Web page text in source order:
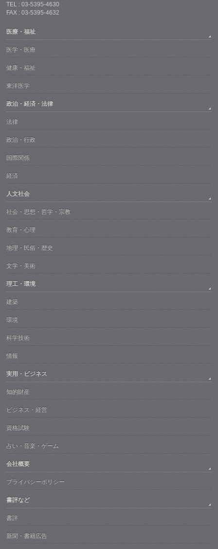
TEL : 03-5395-4630
FAX : 03-5395-4632
医療・福祉
医学・医療
健康・福祉
東洋医学
政治・経済・法律
法律
政治・行政
国際関係
経済
人文社会
社会・思想・哲学・宗教
教育・心理
地理・民俗・歴史
文学・美術
理工・環境
建築
環境
科学技術
情報
実用・ビジネス
知的財産
ビジネス・経営
資格試験
占い・音楽・ゲーム
会社概要
プライバシーポリシー
書評など
書評
新聞・書籍広告